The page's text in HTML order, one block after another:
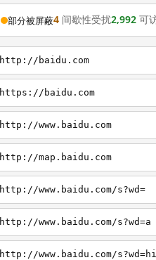
部分被屏蔽4 间歇性受扰2,992 可
http://baidu.com
https://baidu.com
http://www.baidu.com
http://map.baidu.com
http://www.baidu.com/s?wd=
http://www.baidu.com/s?wd=a
http://www.baidu.com/s?wd=hi